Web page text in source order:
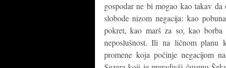
gospodar ne bi mogao kao takav
slobode nizom negacija: kao
pokret, kao marš za so, kao borba
neposlušnost. Ili na ličnom planu
promene koja počinje negacijom